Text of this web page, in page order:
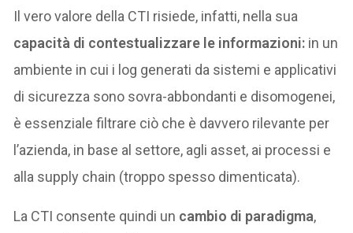
Il vero valore della CTI risiede, infatti, nella sua
capacità di contestualizzare le informazioni: in un
ambiente in cui i log generati da sistemi e applicativi
di sicurezza sono sovra-abbondanti e disomogenei,
è essenziale filtrare ciò che è davvero rilevante per
l’azienda, in base al settore, agli asset, ai processi e
alla supply chain (troppo spesso dimenticata).
La CTI consente quindi un cambio di paradigma,